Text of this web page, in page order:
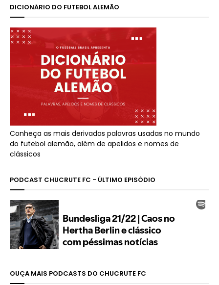
DICIONÁRIO DO FUTEBOL ALEMÃO
Conheça as mais derivadas palavras usadas no mundo
do futebol alemão, além de apelidos e nomes de
clássicos
PODCAST CHUCRUTE FC - ÚLTIMO EPISÓDIO
OUÇA MAIS PODCASTS DO CHUCRUTE FC